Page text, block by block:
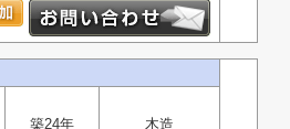
築24年
木造